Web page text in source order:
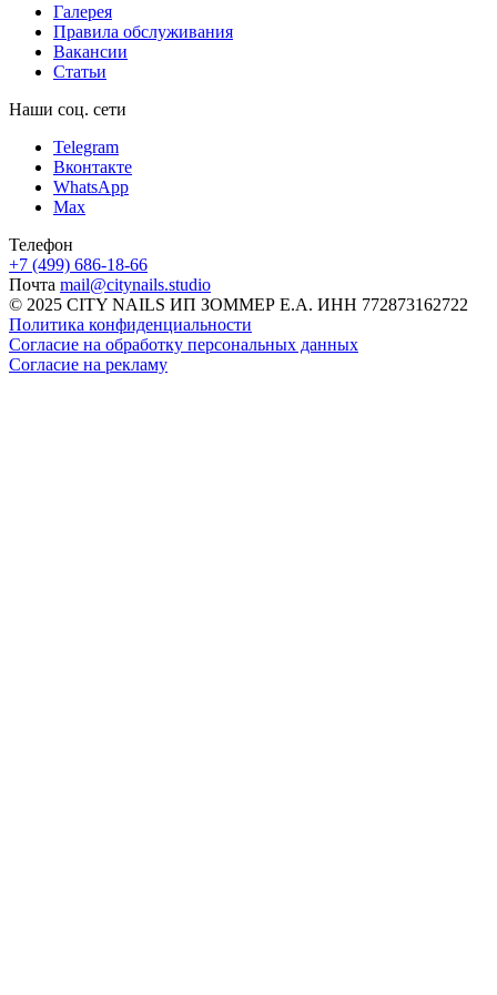
Галерея
Правила обслуживания
Вакансии
Статьи
Наши соц. сети
Telegram
Вконтакте
WhatsApp
Max
Телефон
+7 (499) 686-18-66
Почта mail@citynails.studio
© 2025 CITY NAILS ИП ЗОММЕР Е.А. ИНН 772873162722
Политика конфиденциальности
Согласие на обработку персональных данных
Согласие на рекламу